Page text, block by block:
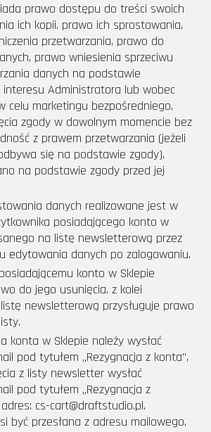
prawo dostępu do treści swoich
ich kopii, prawo ich sprostowania,
przetwarzania, prawo do
prawo wniesienia sprzeciwu
danych na podstawie
interesu Administratora lub wobec
celu marketingu bezpośredniego,
zgody w dowolnym momencie bez
z prawem przetwarzania (jeżeli
się na podstawie zgody),
na podstawie zgody przed jej
danych realizowane jest w
posiadającego konto w
na listę newsletterową przez
edytowania danych po zalogowaniu.
konto w Sklepie
do jego usunięcia, z kolei
newsletterową przysługuje prawo
konta w Sklepie należy wysłać
pod tytułem „Rezygnacja z konta”,
z listy newsletter wysłać
pod tytułem „Rezygnacja z
cs-cart@draftstudio.pl.
być przesłana z adresu mailowego,